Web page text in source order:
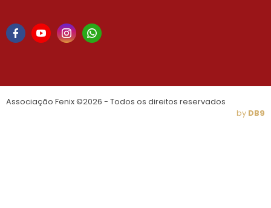
Associação Fenix ©2026 - Todos os direitos reservados
by DB9